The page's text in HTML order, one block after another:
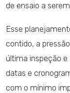
de ensaio a
Esse
contido, a
última inspeção e
datas e
com o mínimo